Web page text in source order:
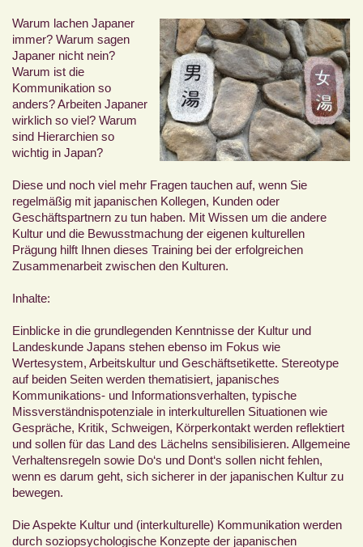
Warum lachen Japaner
immer? Warum sagen
Japaner nicht nein?
Warum ist die
Kommunikation so
anders? Arbeiten Japaner
wirklich so viel? Warum
sind Hierarchien so
wichtig in Japan?
Diese und noch viel mehr Fragen tauchen auf, wenn Sie
regelmäßig mit japanischen Kollegen, Kunden oder
Geschäftspartnern zu tun haben. Mit Wissen um die andere
Kultur und die Bewusstmachung der eigenen kulturellen
Prägung hilft Ihnen dieses Training bei der erfolgreichen
Zusammenarbeit zwischen den Kulturen.
Inhalte:
Einblicke in die grundlegenden Kenntnisse der Kultur und
Landeskunde Japans stehen ebenso im Fokus wie
Wertesystem, Arbeitskultur und Geschäftsetikette. Stereotype
auf beiden Seiten werden thematisiert, japanisches
Kommunikations- und Informationsverhalten, typische
Missverständnispotenziale in interkulturellen Situationen wie
Gespräche, Kritik, Schweigen, Körperkontakt werden reflektiert
und sollen für das Land des Lächelns sensibilisieren. Allgemeine
Verhaltensregeln sowie Do‘s und Dont‘s sollen nicht fehlen,
wenn es darum geht, sich sicherer in der japanischen Kultur zu
bewegen.
Die Aspekte Kultur und (interkulturelle) Kommunikation werden
durch soziopsychologische Konzepte der japanischen